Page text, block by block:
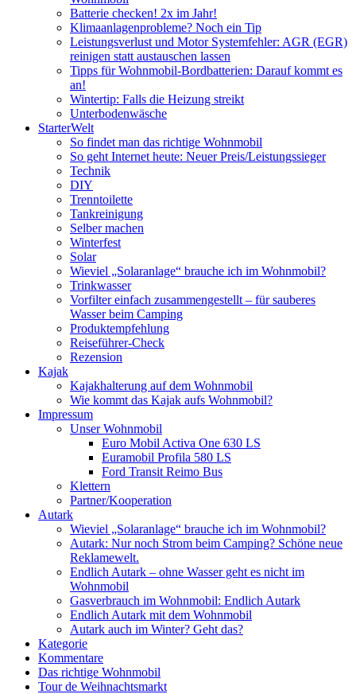
Batterie checken! 2x im Jahr!
Klimaanlagenprobleme? Noch ein Tip
Leistungsverlust und Motor Systemfehler: AGR (EGR)
reinigen statt austauschen lassen
Tipps für Wohnmobil-Bordbatterien: Darauf kommt es
an!
Wintertip: Falls die Heizung streikt
Unterbodenwäsche
StarterWelt
So findet man das richtige Wohnmobil
So geht Internet heute: Neuer Preis/Leistungssieger
Technik
DIY
Trenntoilette
Tankreinigung
Selber machen
Winterfest
Solar
Wieviel „Solaranlage“ brauche ich im Wohnmobil?
Trinkwasser
Vorfilter einfach zusammengestellt – für sauberes
Wasser beim Camping
Produktempfehlung
Reiseführer-Check
Rezension
Kajak
Kajakhalterung auf dem Wohnmobil
Wie kommt das Kajak aufs Wohnmobil?
Impressum
Unser Wohnmobil
Euro Mobil Activa One 630 LS
Euramobil Profila 580 LS
Ford Transit Reimo Bus
Klettern
Partner/Kooperation
Autark
Wieviel „Solaranlage“ brauche ich im Wohnmobil?
Autark: Nur noch Strom beim Camping? Schöne neue
Reklamewelt.
Endlich Autark – ohne Wasser geht es nicht im
Wohnmobil
Gasverbrauch im Wohnmobil: Endlich Autark
Endlich Autark mit dem Wohnmobil
Autark auch im Winter? Geht das?
Kategorie
Kommentare
Das richtige Wohnmobil
Tour de Weihnachtsmarkt